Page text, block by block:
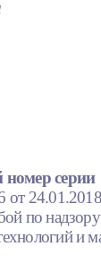
серии
24.01.2018.
по надзору
и